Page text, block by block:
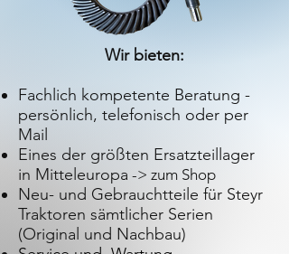
Wir bieten:
Fachlich kompetente Beratung -
persönlich, telefonisch oder per
Mail
Eines der größten Ersatzteillager
in Mitteleuropa -> zum Shop
Neu- und Gebrauchtteile für Steyr
Traktoren sämtlicher Serien
(Original und Nachbau)